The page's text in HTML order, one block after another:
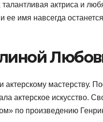
актриса и
ее имя навсегда
актерскому мастерству.
актерское искусство.
по произведению